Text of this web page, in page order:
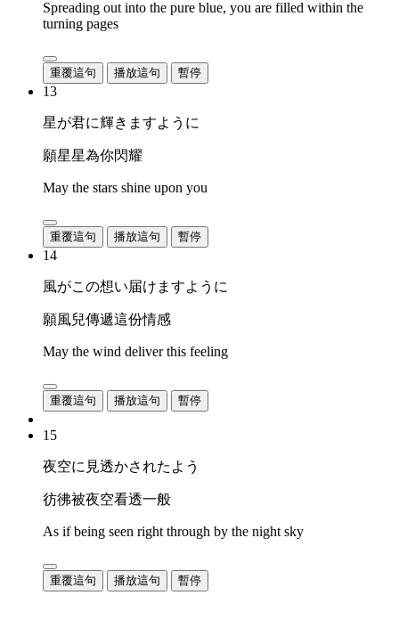
Spreading out into the pure blue, you are filled within the
turning pages
重覆這句 播放這句 暫停
13
星が君に輝きますように
願星星為你閃耀
May the stars shine upon you
重覆這句 播放這句 暫停
14
風がこの想い届けますように
願風兒傳遞這份情感
May the wind deliver this feeling
重覆這句 播放這句 暫停
15
夜空に見透かされたよう
彷彿被夜空看透一般
As if being seen right through by the night sky
重覆這句 播放這句 暫停